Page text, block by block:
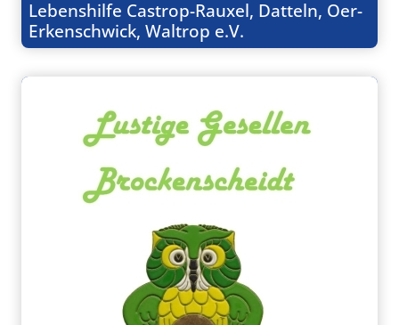
Lebenshilfe Castrop-Rauxel, Datteln, Oer-
Erkenschwick, Waltrop e.V.